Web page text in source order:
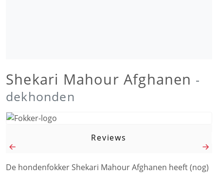
Shekari Mahour Afghanen -
dekhonden
Reviews
De hondenfokker Shekari Mahour Afghanen heeft (nog)